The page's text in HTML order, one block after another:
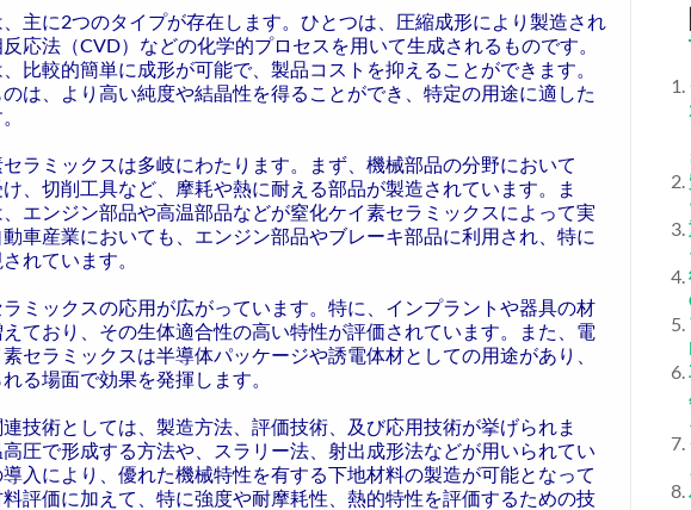
主に2つのタイプが存在します。ひとつは、圧縮成形により製造され
応法（CVD）などの化学的プロセスを用いて生成されるものです。
比較的簡単に成形が可能で、製品コストを抑えることができます。
は、より高い純度や結晶性を得ることができ、特定の用途に適した
ラミックスは多岐にわたります。まず、機械部品の分野において
、切削工具など、摩耗や熱に耐える部品が製造されています。ま
エンジン部品や高温部品などが窒化ケイ素セラミックスによって実
車産業においても、エンジン部品やブレーキ部品に利用され、特に
れています。
ミックスの応用が広がっています。特に、インプラントや器具の材
ており、その生体適合性の高い特性が評価されています。また、電
セラミックスは半導体パッケージや誘電体材としての用途があり、
る場面で効果を発揮します。
技術としては、製造方法、評価技術、及び応用技術が挙げられま
圧で形成する方法や、スラリー法、射出成形法などが用いられてい
入により、優れた機械特性を有する下地材料の製造が可能となって
評価に加えて、特に強度や耐摩耗性、熱的特性を評価するための技